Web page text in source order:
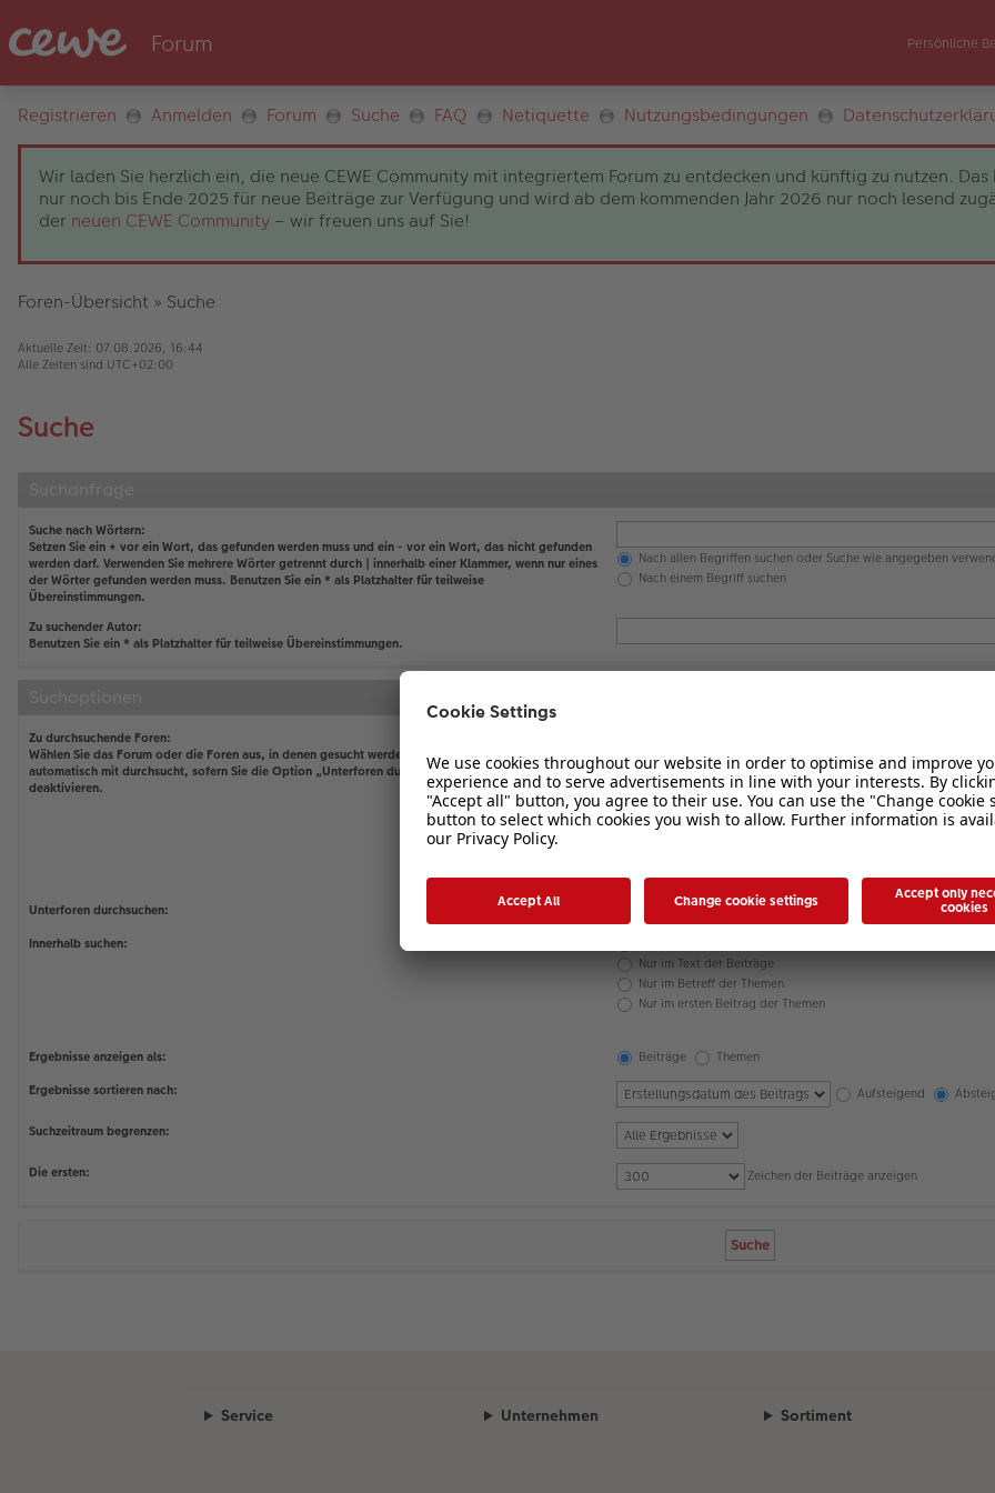
Persönliche
Registrieren Anmelden Forum Suche FAQ Netiquette Nutzungsbedingungen
Wir laden Sie herzlich ein, die neue CEWE Community mit integriertem Forum zu entdecken und künftig zu nutzen.
nur noch bis Ende 2025 für neue Beiträge zur Verfügung und wird ab dem kommenden Jahr 2026 nur noch lesend
der neuen CEWE Community – wir freuen uns auf Sie!
Foren-Übersicht » Suche
Aktuelle Zeit: 07.08.2026, 16:44
Alle Zeiten sind UTC+02:00
Suche
Suche nach Wörtern:
Setzen Sie ein + vor ein Wort, das gefunden werden muss und ein - vor ein Wort, das nicht gefunden
werden darf. Verwenden Sie mehrere Wörter getrennt durch
innerhalb einer Klammer, wenn nur eines
der Wörter gefunden werden muss. Benutzen Sie ein * als Platzhalter für teilweise
Übereinstimmungen.
Nach allen Begriffen suchen oder Suche wie angegeben
Nach einem Begriff suchen
Zu suchender Autor:
Benutzen Sie ein * als Platzhalter für teilweise Übereinstimmungen.
Zu durchsuchende Foren:
Wählen Sie das Forum oder die Foren aus, in denen gesucht werden soll. Unterforen werden
automatisch mit durchsucht, sofern Sie die Option „Unterforen durchsuchen“ unten nicht
deaktivieren.
Unterforen durchsuchen:
Nein
Innerhalb suchen:
Nur im Text der Beiträge
Nur im Betreff der Themen
Nur im ersten Beitrag der Themen
Ergebnisse anzeigen als: Beiträge
Themen
Ergebnisse sortieren nach:
Aufsteigend
Suchzeitraum begrenzen:
Die ersten: Zeichen der Beiträge anzeigen
Service Unternehmen Sortiment